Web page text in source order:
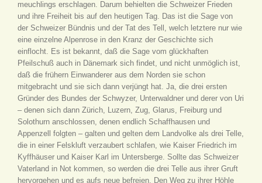
meuchlings erschlagen. Darum behielten die Schweizer Frieden
und ihre Freiheit bis auf den heutigen Tag. Das ist die Sage von
der Schweizer Bündnis und der Tat des Tell, welch letztere nur wie
eine einzelne Alpenrose in den Kranz der Geschichte sich
einflocht. Es ist bekannt, daß die Sage vom glückhaften
Pfeilschuß auch in Dänemark sich findet, und nicht unmöglich ist,
daß die frühern Einwanderer aus dem Norden sie schon
mitgebracht und sie sich dann verjüngt hat. Ja, die drei ersten
Gründer des Bundes der Schwyzer, Unterwaldner und derer von Uri
– denen sich dann Zürich, Luzern, Zug, Glarus, Freiburg und
Solothurn anschlossen, denen endlich Schaffhausen und
Appenzell folgten – galten und gelten dem Landvolke als drei Telle,
die in einer Felskluft verzaubert schlafen, wie Kaiser Friedrich im
Kyffhäuser und Kaiser Karl im Untersberge. Sollte das Schweizer
Vaterland in Not kommen, so werden die drei Telle aus ihrer Gruft
hervorgehen und es aufs neue befreien. Den Weg zu ihrer Höhle